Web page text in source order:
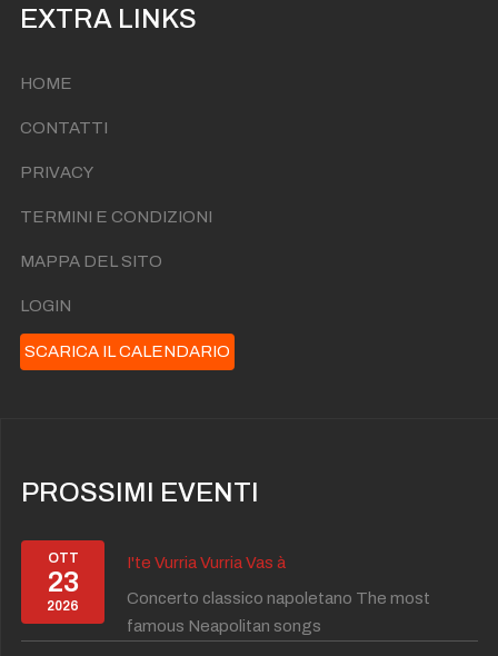
EXTRA LINKS
HOME
CONTATTI
PRIVACY
TERMINI E CONDIZIONI
MAPPA DEL SITO
LOGIN
SCARICA IL CALENDARIO
PROSSIMI EVENTI
OTT
23
2026
I'te Vurria Vurria Vas à
Concerto classico napoletano The most
famous Neapolitan songs